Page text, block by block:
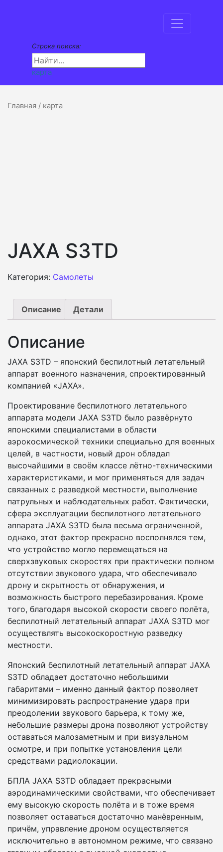
Строка поиска:
карта
Главная / карта
JAXA S3TD
Категория: Самолеты
Описание Детали
Описание
JAXA S3TD – японский беспилотный летательный
аппарат военного назначения, спроектированный
компанией «JAXA».
Проектирование беспилотного летательного
аппарата модели JAXA S3TD было развёрнуто
японскими специалистами в области
аэрокосмической техники специально для военных
целей, в частности, новый дрон обладал
высочайшими в своём классе лётно-техническими
характеристиками, и мог применяться для задач
связанных с разведкой местности, выполнение
патрульных и наблюдательных работ. Фактически,
сфера эксплуатации беспилотного летательного
аппарата JAXA S3TD была весьма ограниченной,
однако, этот фактор прекрасно восполнялся тем,
что устройство могло перемещаться на
сверхзвуковых скоростях при практически полном
отсутствии звукового удара, что обеспечивало
дрону и скрытность от обнаружения, и
возможность быстрого перебазирования. Кроме
того, благодаря высокой скорости своего полёта,
беспилотный летательный аппарат JAXA S3TD мог
осуществлять высокоскоростную разведку
местности.
Японский беспилотный летательный аппарат JAXA
S3TD обладает достаточно небольшими
габаритами – именно данный фактор позволяет
минимизировать распространение удара при
преодолении звукового барьера, к тому же,
небольшие размеры дрона позволяют устройству
оставаться малозаметным и при визуальном
осмотре, и при попытке установления цели
средствами радиолокации.
БПЛА JAXA S3TD обладает прекрасными
аэродинамическими свойствами, что обеспечивает
ему высокую скорость полёта и в тоже время
позволяет оставаться достаточно манёвренным,
причём, управление дроном осуществляется
исключительно в автономном режиме, что связано